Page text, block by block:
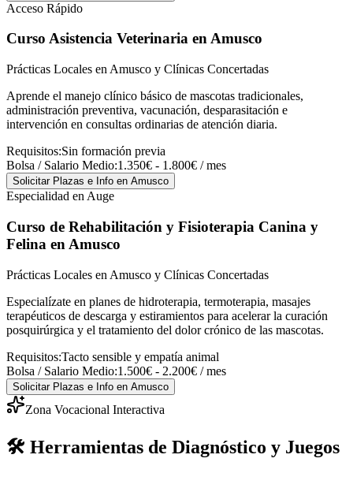
Acceso Rápido
Curso Asistencia Veterinaria en Amusco
Prácticas Locales en Amusco y Clínicas Concertadas
Aprende el manejo clínico básico de mascotas tradicionales,
administración preventiva, vacunación, desparasitación e
intervención en consultas ordinarias de atención diaria.
Requisitos:Sin formación previa
Bolsa / Salario Medio:1.350€ - 1.800€ / mes
Solicitar Plazas e Info en Amusco
Especialidad en Auge
Curso de Rehabilitación y Fisioterapia Canina y
Felina en Amusco
Prácticas Locales en Amusco y Clínicas Concertadas
Especialízate en planes de hidroterapia, termoterapia, masajes
terapéuticos de descarga y estiramientos para acelerar la curación
posquirúrgica y el tratamiento del dolor crónico de las mascotas.
Requisitos:Tacto sensible y empatía animal
Bolsa / Salario Medio:1.500€ - 2.200€ / mes
Solicitar Plazas e Info en Amusco
Zona Vocacional Interactiva
🛠️ Herramientas de Diagnóstico y Juegos